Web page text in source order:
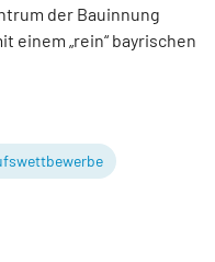
der Bauinnung
einem „rein“ bayrischen